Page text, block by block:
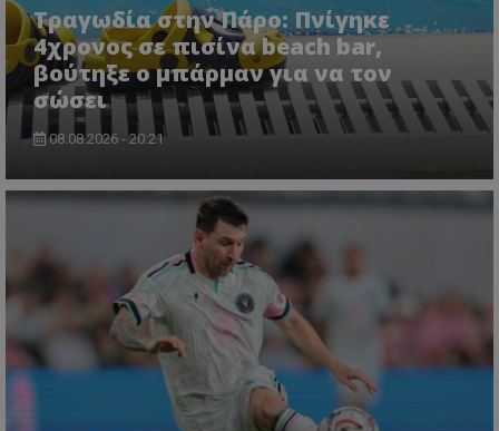
Τραγωδία στην Πάρο: Πνίγηκε
4χρονος σε πισίνα beach bar,
βούτηξε ο μπάρμαν για να τον
σώσει
08.08.2026 - 20:21